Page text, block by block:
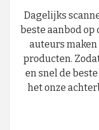
Dagelijks
beste aanbod op
auteurs
producten.
en snel de
het onze